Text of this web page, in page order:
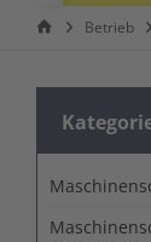
Betrieb